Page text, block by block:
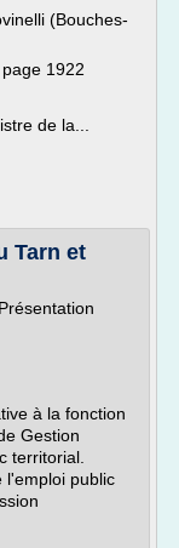
(Bouches-
1922
de la...
Tarn et
à la fonction
Gestion
territorial.
l'emploi public